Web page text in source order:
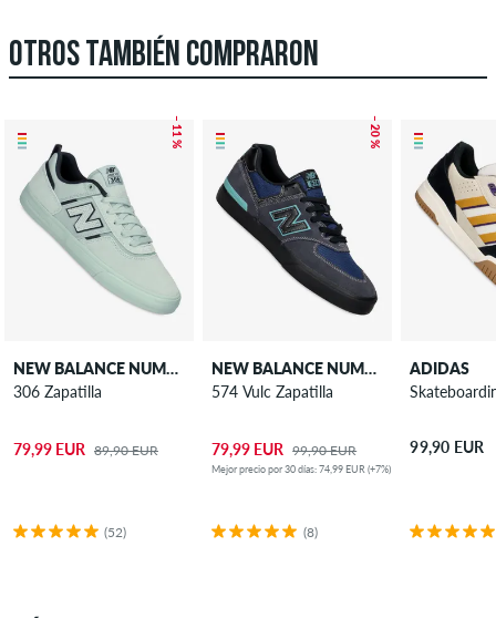
OTROS TAMBIÉN COMPRARON
– 11 %
NEW BALANCE NUMERIC
306 Zapatilla
79,99 EUR 89,90 EUR
(52)
– 20 %
NEW BALANCE NUMERIC
574 Vulc Zapatilla
79,99 EUR 99,90 EUR
Mejor precio por 30 días: 74,99 EUR (+7%)
(8)
ADIDAS
99,90 EUR